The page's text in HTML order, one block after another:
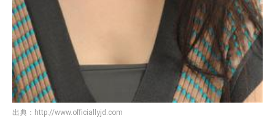
出典： http://www.officiallyjd.com